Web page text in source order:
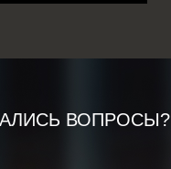
ВОПРОСЫ?